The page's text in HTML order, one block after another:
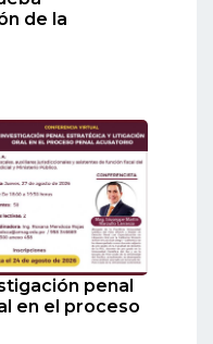
de la
penal
en el proceso